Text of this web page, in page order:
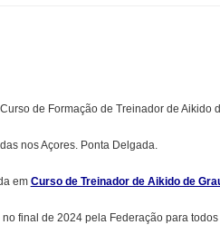
de Formação de Treinador de
nos Açores. Ponta Delgada.
em Curso de Treinador de Aikido de
final de 2024 pela Federação para